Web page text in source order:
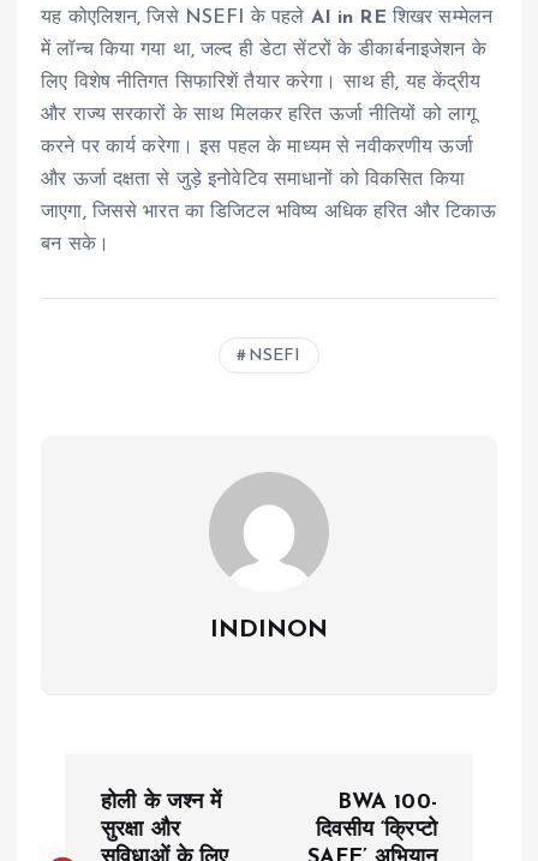
यह कोएलिशन, जिसे NSEFI के पहले AI in RE शिखर सम्मेलन
में लॉन्च किया गया था, जल्द ही डेटा सेंटरों के डीकार्बनाइजेशन के
लिए विशेष नीतिगत सिफारिशें तैयार करेगा। साथ ही, यह केंद्रीय
और राज्य सरकारों के साथ मिलकर हरित ऊर्जा नीतियों को लागू
करने पर कार्य करेगा। इस पहल के माध्यम से नवीकरणीय ऊर्जा
और ऊर्जा दक्षता से जुड़े इनोवेटिव समाधानों को विकसित किया
जाएगा, जिससे भारत का डिजिटल भविष्य अधिक हरित और टिकाऊ
बन सके।
NSEFI
INDINON
होली के जश्न में
सुरक्षा और
BWA 100-
दिवसीय ‘क्रिप्टो